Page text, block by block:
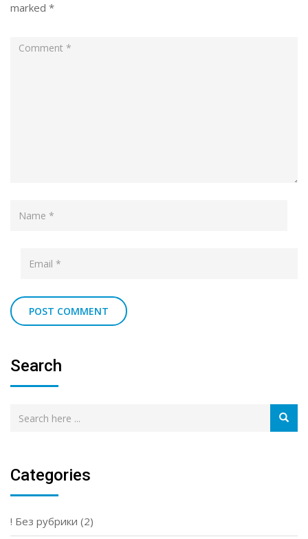
marked *
Search
Categories
! Без рубрики (2)